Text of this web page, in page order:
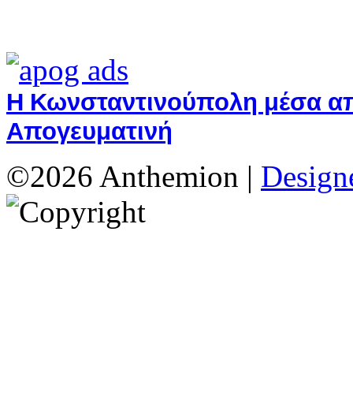
Η Κωνσταντινούπολη μέσα
Απογευματινή
©2026 Anthemion |